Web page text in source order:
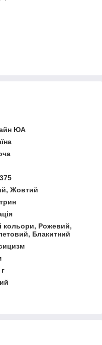
ЮА
Жовтий
кольори, Рожевий,
Блакитний